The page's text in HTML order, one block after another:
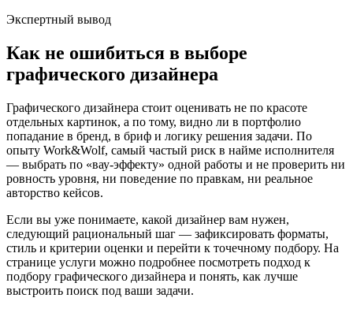
Экспертный вывод
Как не ошибиться в выборе
графического дизайнера
Графического дизайнера стоит оценивать не по красоте
отдельных картинок, а по тому, видно ли в портфолио
попадание в бренд, в бриф и логику решения задачи. По
опыту Work&Wolf, самый частый риск в найме исполнителя
— выбрать по «вау-эффекту» одной работы и не проверить ни
ровность уровня, ни поведение по правкам, ни реальное
авторство кейсов.
Если вы уже понимаете, какой дизайнер вам нужен,
следующий рациональный шаг — зафиксировать форматы,
стиль и критерии оценки и перейти к точечному подбору. На
странице услуги можно подробнее посмотреть подход к
подбору графического дизайнера и понять, как лучше
выстроить поиск под ваши задачи.